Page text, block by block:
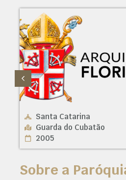
Santa Catarina
Guarda do Cubatão
2005
Sobre a